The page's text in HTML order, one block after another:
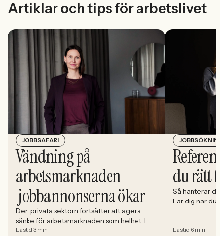
Artiklar och tips för arbetslivet
JOBBSAFARI
Vändning på
arbetsmarknaden –
jobbannonserna ökar
Den privata sektorn fortsätter att agera
sänke för arbetsmarknaden som helhet. I
april minskade antalet jobbannonser i
Lästid 3 min
du rätt
Så hanterar
Lär dig när du
Lästid 6 min